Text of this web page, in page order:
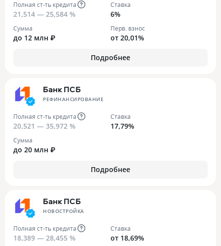
Полная ст-ть кредита
21,514 — 25,584 %
Ставка
6%
Сумма
до 12 млн ₽
Перв. взнос
от 20,01%
Подробнее
Банк ПСБ
РЕФИНАНСИРОВАНИЕ
Полная ст-ть кредита
20,521 — 35,972 %
Ставка
17,79%
Сумма
до 20 млн ₽
Подробнее
Банк ПСБ
НОВОСТРОЙКА
Полная ст-ть кредита
18,389 — 28,455 %
Ставка
от 18,69%